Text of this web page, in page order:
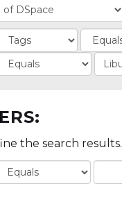
the search results.